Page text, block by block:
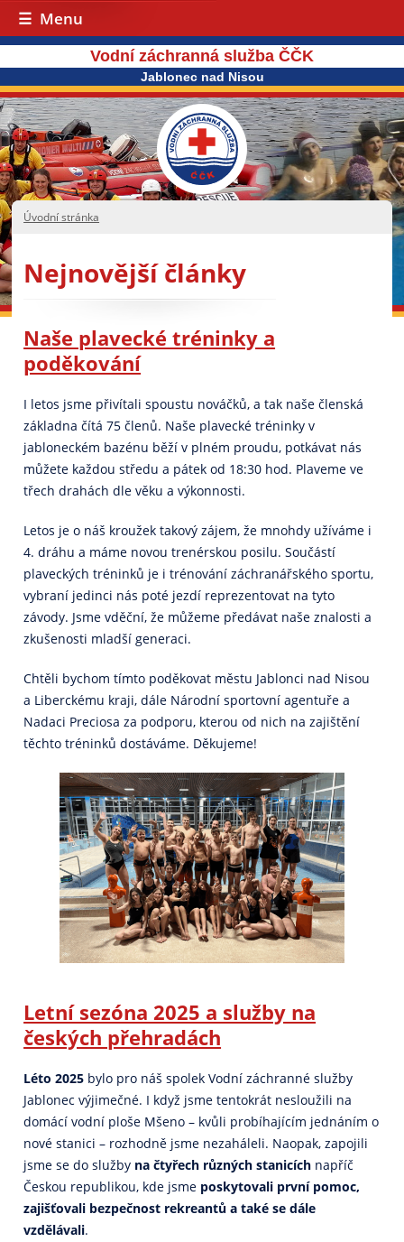
Menu
Vodní záchranná služba ČČK
Jablonec nad Nisou
Úvodní stránka
Nejnovější články
Naše plavecké tréninky a
poděkování
I letos jsme přivítali spoustu nováčků, a tak naše členská
základna čítá 75 členů. Naše plavecké tréninky v
jabloneckém bazénu běží v plném proudu, potkávat nás
můžete každou středu a pátek od 18:30 hod. Plaveme ve
třech drahách dle věku a výkonnosti.
Letos je o náš kroužek takový zájem, že mnohdy užíváme i
4. dráhu a máme novou trenérskou posilu. Součástí
plaveckých tréninků je i trénování záchranářského sportu,
vybraní jedinci nás poté jezdí reprezentovat na tyto
závody. Jsme vděční, že můžeme předávat naše znalosti a
zkušenosti mladší generaci.
Chtěli bychom tímto poděkovat městu Jablonci nad Nisou
a Liberckému kraji, dále Národní sportovní agentuře a
Nadaci Preciosa za podporu, kterou od nich na zajištění
těchto tréninků dostáváme. Děkujeme!
Letní sezóna 2025 a služby na
českých přehradách
Léto 2025 bylo pro náš spolek Vodní záchranné služby
Jablonec výjimečné. I když jsme tentokrát nesloužili na
domácí vodní ploše Mšeno – kvůli probíhajícím jednáním o
nové stanici – rozhodně jsme nezaháleli. Naopak, zapojili
jsme se do služby na čtyřech různých stanicích napříč
Českou republikou, kde jsme poskytovali první pomoc,
zajišťovali bezpečnost rekreantů a také se dále
vzdělávali.